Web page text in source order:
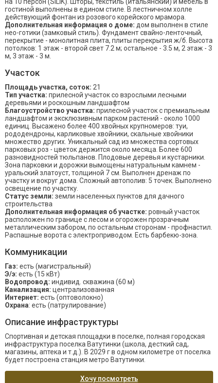
гостиной выполнены в едином стиле. В лестничном холле
действующий фонтан из розового корейского мрамора.
Дополнительная информация о доме: дом выполнен в стиле
нео-готики (замковый стиль). Фундамент свайно-ленточный,
перекрытие - монолитная плита, плиты перекрытия ж/б. Высота
потолков: 1 этаж - второй свет 7.2 м; остальное - 3.5 м, 2 этаж - 3
м, 3 этаж - 3 м.
Участок
Площадь участка, соток: 21
Тип участка: прилесной участок со взрослыми лесными
деревьями и роскошным ландшафтом
Благоустройство участка: прилесной участок с премиальным
ландшафтом и эксклюзивным парком растений - около 1000
единиц. Высажено более 400 хвойных крупномеров: туи,
рододендроны, карликовые хвойники, скальные хвойники
множество других. Уникальный сад из множества сортовых
парковых роз - цветок держится около месяца. Более 600
разновидностей тюльпанов. Плодовые деревья и кустарники.
Зона парковки и дорожки вымощены натуральным камнем -
уральский златоуст, толщиной 7 см. Выполнен дренаж по
участку и вокруг дома. Сложный автополив: 5 точек. Выполнено
освещение по участку.
Статус земли: земли населенных пунктов для дачного
строительства
Дополнительная информация об участке: ровный участок
расположен по границе с лесом и огорожен прозрачным
металлическим забором, по остальным сторонам - профнастил.
Распашные ворота с электроприводом. Есть барбекю-зона.
Коммуникации
Газ: есть (магистральный)
Э/э: есть (15 кВт)
Водопровод: индивид. скважина (60 м)
Канализация: централизованная
Интернет: есть (оптоволокно)
Охрана: есть (патрулирование)
Описание инфраструктуры
Спортивная и детская площадки в поселке, полная городская
инфраструктура поселка Ватутинки (школа, десткий сад,
магазины, аптека и т.д.). В 2029 г в одном километре от поселка
будет построена станция метро Ватутинки.
Хочу посмотреть